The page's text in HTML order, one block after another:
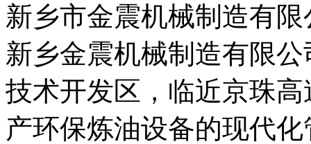
新乡市金震机械制造有限
新乡金震机械制造有限
技术开发区，临近京珠
产环保炼油设备的现代